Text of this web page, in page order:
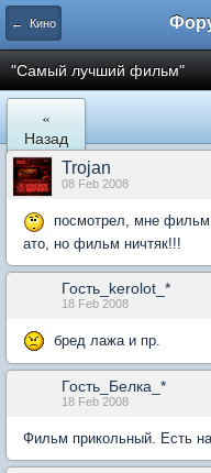
← Кино
"Самый лучший фильм"
«
Назад
Trojan
08 Feb 2008
посмотрел, мне
ато, но фильм ничтяк!!!
Гость_kerolot_*
18 Feb 2008
бред лажа и пр.
Гость_Белка_*
18 Feb 2008
Фильм прикольный. Есть